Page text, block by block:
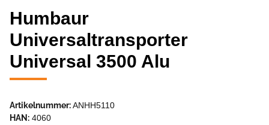
Humbaur
Universaltransporter
Universal 3500 Alu
Artikelnummer:ANHH5110
HAN: 4060